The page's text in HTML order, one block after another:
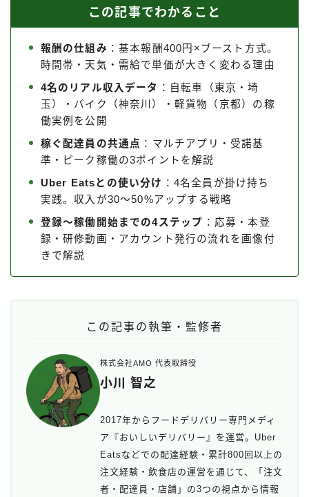
この記事でわかること
報酬の仕組み ：基本報酬400円×ブースト方式。
時間帯・天気・需給で単価が大きく変わる理由
4名のリアル収入データ
：自転車（東京・埼
玉）・バイク（神奈川）・軽貨物（京都）の稼
働実例を公開
稼ぐ配達員の共通点 ：マルチアプリ・受諾基
準・ピーク稼働の3ポイントを解説
Uber Eatsとの使い分け ：4名全員が掛け持ち
実践。収入が30〜50%アップする戦略
登録〜稼働開始までの4ステップ ：応募・本登
録・研修動画・アカウント発行の流れを画像付
きで解説
この記事の執筆・監修者
株式会社AMO 代表取締役
小川 智之
2017年からフードデリバリー専門メディ
ア『おいしいデリバリー』を運営。Uber
Eatsなどでの配達経験・累計800回以上の
注文経験・飲食店の運営を通じて、「注文
者・配達員・店舗」の3つの視点から情報